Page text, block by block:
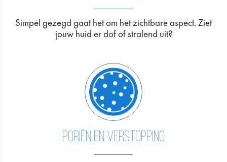
Simpel gezegd gaat het om het zichtbare aspect. Ziet
jouw huid er dof of stralend uit?
PORIËN EN VERSTOPPING